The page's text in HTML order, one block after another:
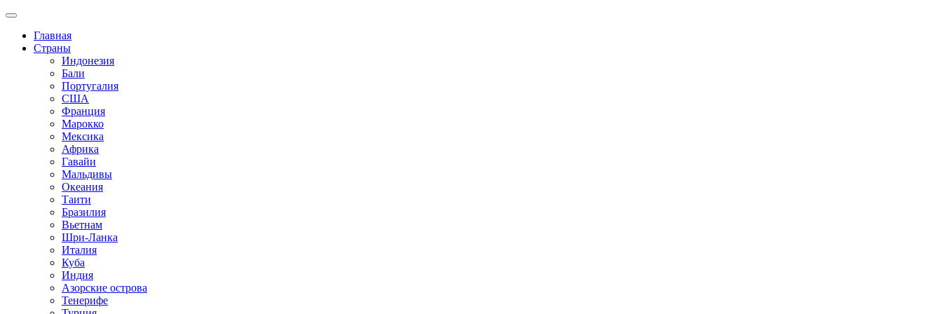
Главная
Страны
Индонезия
Бали
Португалия
США
Франция
Марокко
Мексика
Африка
Гавайи
Мальдивы
Океания
Таити
Бразилия
Вьетнам
Шри-Ланка
Италия
Куба
Индия
Азорские острова
Тенерифе